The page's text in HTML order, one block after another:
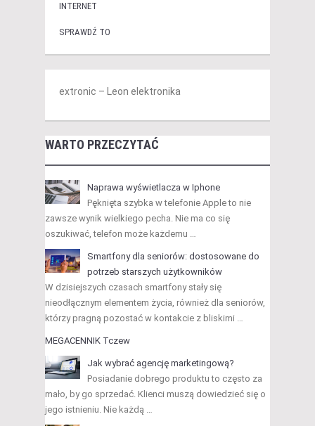
INTERNET
SPRAWDŹ TO
extronic – Leon elektronika
WARTO PRZECZYTAĆ
Naprawa wyświetlacza w Iphone
Pęknięta szybka w telefonie Apple to nie
zawsze wynik wielkiego pecha. Nie ma co się
oszukiwać, telefon może każdemu …
Smartfony dla seniorów: dostosowane do
potrzeb starszych użytkowników
W dzisiejszych czasach smartfony stały się
nieodłącznym elementem życia, również dla seniorów,
którzy pragną pozostać w kontakcie z bliskimi …
MEGACENNIK Tczew
Jak wybrać agencję marketingową?
Posiadanie dobrego produktu to często za
mało, by go sprzedać. Klienci muszą dowiedzieć się o
jego istnieniu. Nie każdą …